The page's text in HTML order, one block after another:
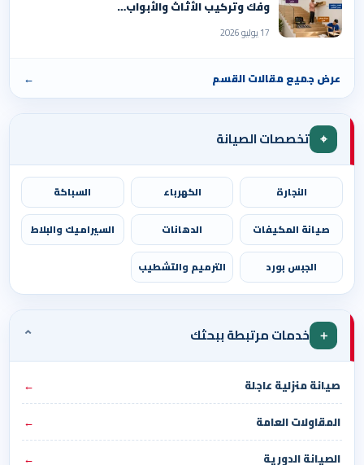
وفك وتركيب الأثاث والأبواب…
17 يوليو 2026
عرض جميع مقالات القسم ←
⌖ تخصصات الصيانة
النجارة الكهرباء السباكة
صيانة المكيفات الدهانات السيراميك والبلاط
الجبس بورد الترميم والتشطيب
＋ خدمات مرتبطة ببحثك ⌄
صيانة منزلية عاجلة
←
المقاولات العامة
←
الصيانة الدورية
←